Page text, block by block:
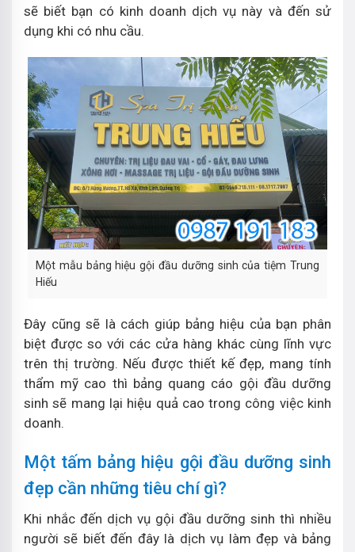
sẽ biết bạn có kinh doanh dịch vụ này và đến sử
dụng khi có nhu cầu.
Một mẫu bảng hiệu gội đầu dưỡng sinh của tiệm Trung
Hiếu
Đây cũng sẽ là cách giúp bảng hiệu của bạn phân
biệt được so với các cửa hàng khác cùng lĩnh vực
trên thị trường. Nếu được thiết kế đẹp, mang tính
thẩm mỹ cao thì bảng quang cáo gội đầu dưỡng
sinh sẽ mang lại hiệu quả cao trong công việc kinh
doanh.
Một tấm bảng hiệu gội đầu dưỡng sinh
đẹp cần những tiêu chí gì?
Khi nhắc đến dịch vụ gội đầu dưỡng sinh thì nhiều
người sẽ biết đến đây là dịch vụ làm đẹp và bảng